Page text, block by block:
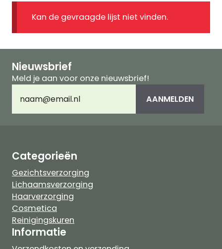
Kan de gevraagde lijst niet vinden.
Nieuwsbrief
Meld je aan voor onze nieuwsbrief!
mailadres(Vereist) AANMELDEN
Categorieën
Gezichtsverzorging
Lichaamsverzorging
Haarverzorging
Cosmetica
Reinigingskuren
Informatie